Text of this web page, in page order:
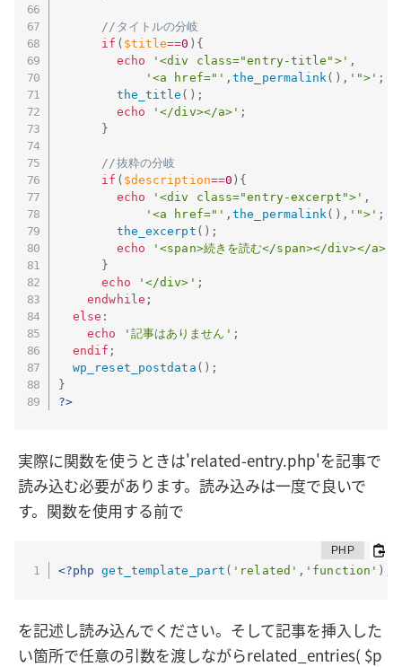
//タイトルの分岐
if ( $title==0 ) {
echo
'<div class="entry-title">' ,
'<a href="' ,the_permalink ( ) , '">' ;
the_title ( ) ;
echo
'</div></a>' ;
}
//抜粋の分岐
if ( $description==0 ) {
echo
'<div class="entry-excerpt">' ,
'<a href="' ,the_permalink ( ) , '">' ;
the_excerpt ( ) ;
echo
'<span>続きを読む</span></div></a>'
}
echo
'</div>' ;
endwhile ;
else :
echo
'記事はありません' ;
endif ;
wp_reset_postdata ( ) ;
}
?>
実際に関数を使うときは'related-entry.php'を記事で
読み込む必要があります。読み込みは一度で良いで
す。関数を使用する前で
<?php get_template_part ( 'related' , 'function' )
を記述し読み込んでください。そして記事を挿入した
い箇所で任意の引数を渡しながらrelated_entries( $p